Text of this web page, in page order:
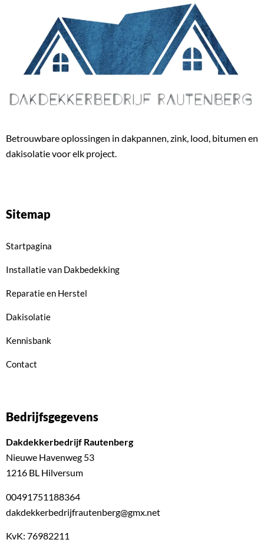
Betrouwbare oplossingen in dakpannen, zink, lood, bitumen en
dakisolatie voor elk project.
Sitemap
Startpagina
Installatie van Dakbedekking
Reparatie en Herstel
Dakisolatie
Kennisbank
Contact
Bedrijfsgegevens
Dakdekkerbedrijf Rautenberg
Nieuwe Havenweg 53
1216 BL Hilversum
00491751188364
dakdekkerbedrijfrautenberg@gmx.net
KvK: 76982211